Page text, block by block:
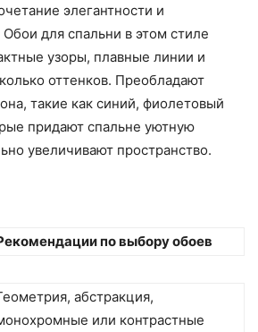
элегантности и
для спальни в этом стиле
узоры, плавные линии и
оттенков. Преобладают
такие как синий, фиолетовый
придают спальне уютную
увеличивают пространство.
по выбору обоев
абстракция,
или контрастные